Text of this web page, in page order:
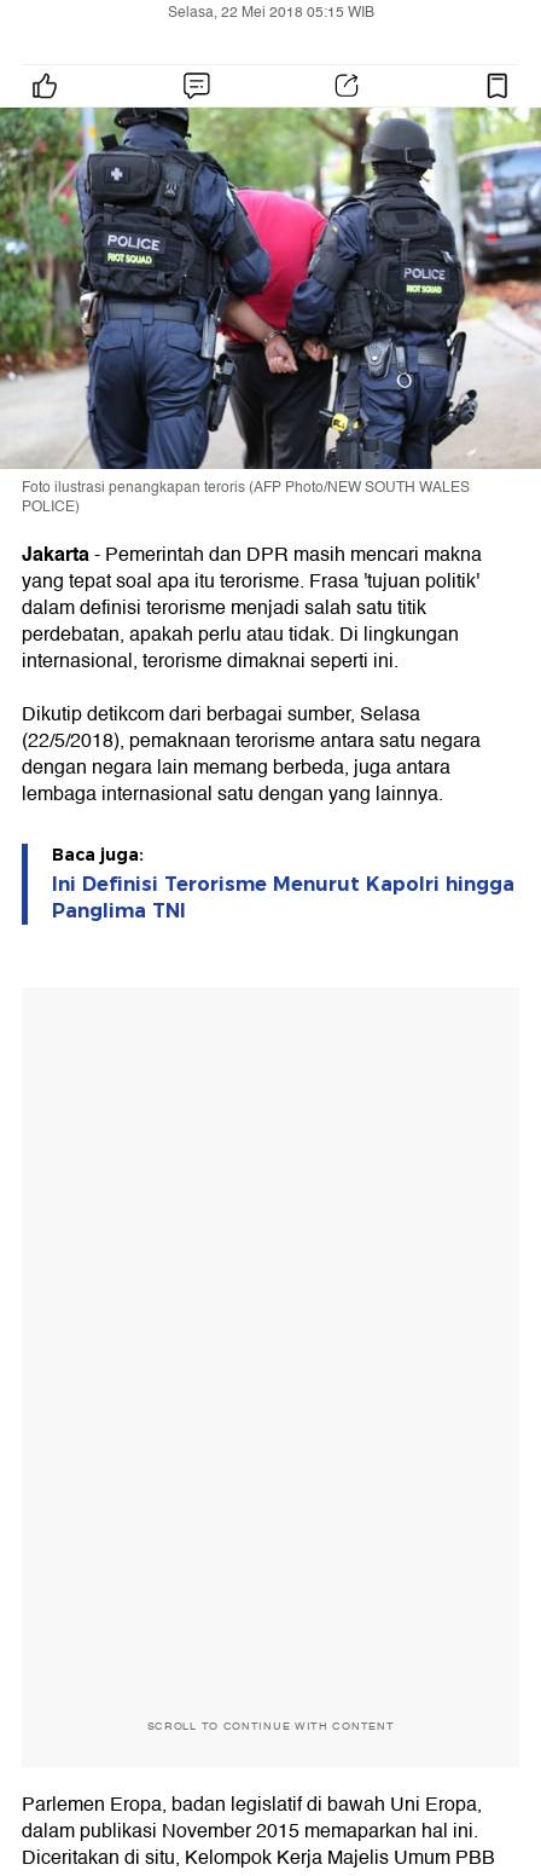
Selasa, 22 Mei 2018 05:15 WIB
Foto ilustrasi penangkapan teroris (AFP Photo/NEW SOUTH WALES
POLICE)
Jakarta-Pemerintah dan DPR masih mencari makna
yang tepat soal apa itu terorisme. Frasa 'tujuan politik'
dalam definisi terorisme menjadi salah satu titik
perdebatan, apakah perlu atau tidak. Di lingkungan
internasional, terorisme dimaknai seperti ini.
Dikutip detikcom dari berbagai sumber, Selasa
(22/5/2018), pemaknaan terorisme antara satu negara
dengan negara lain memang berbeda, juga antara
lembaga internasional satu dengan yang lainnya.
Baca juga:
Ini Definisi Terorisme Menurut Kapolri hingga
Panglima TNI
SCROLL TO CONTINUE WITH CONTENT
Parlemen Eropa, badan legislatif di bawah Uni Eropa,
dalam publikasi November 2015 memaparkan hal ini.
Diceritakan di situ, Kelompok Kerja Majelis Umum PBB